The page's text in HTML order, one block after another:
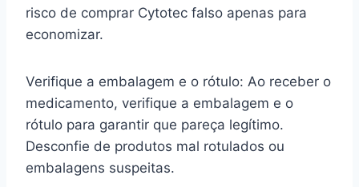
risco de comprar Cytotec falso apenas para
economizar.
Verifique a embalagem e o rótulo: Ao receber o
medicamento, verifique a embalagem e o
rótulo para garantir que pareça legítimo.
Desconfie de produtos mal rotulados ou
embalagens suspeitas.